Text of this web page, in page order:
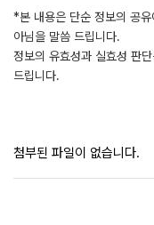
*본 내용은 단순 정보의 공유
아님을 말씀 드립니다.
정보의 유효성과 실효성 판
드립니다.
첨부된 파일이 없습니다.